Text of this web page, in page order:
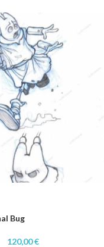
Bug
120,00€